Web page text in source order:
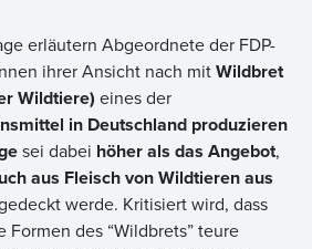
erläutern Abgeordnete der FDP-
ihrer Ansicht nach mitWildbret
Wildtiere) eines der
in Deutschland produzieren
sei dabei höher als das Angebot,
aus Fleisch von Wildtieren aus
werde. Kritisiert wird, dass
des “Wildbrets” teure